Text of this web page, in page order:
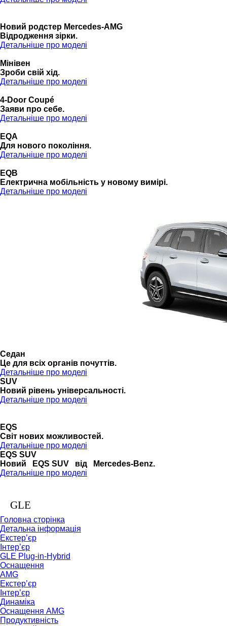
Новий родстер Mercedes-AMG
Відродження зірки.
Детальніше про моделі
Мінівен
Зроби свій хід.
Детальніше про моделі
4-Door Coupé
Заяви про себе.
Детальніше про моделі
EQA
Для нового покоління.
Детальніше про моделі
EQB
Електрична мобільність у новому вимірі.
Детальніше про моделі
Седан
Це для всіх органів почуттів.
Детальніше про моделі
SUV
Новий рівень універсальності.
Детальніше про моделі
EQS
Cвіт нових можливостей.
Детальніше про моделі
EQS SUV
Новий EQS SUV від Mercedes-Benz.
Детальніше про моделі
GLE
Головна сторінка
Детальна інформація
Екстер’єр
Інтер’єр
GLE Plug-in-Hybrid
Оснащення
AMG
Екстер’єр
Інтер’єр
Динаміка
Оснащення AMG
Продуктивність